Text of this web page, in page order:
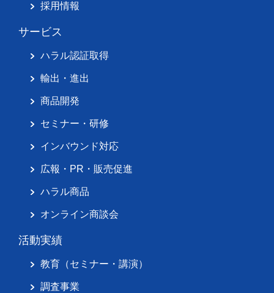
採用情報
サービス
ハラル認証取得
輸出・進出
商品開発
セミナー・研修
インバウンド対応
広報・PR・販売促進
ハラル商品
オンライン商談会
活動実績
教育（セミナー・講演）
調査事業